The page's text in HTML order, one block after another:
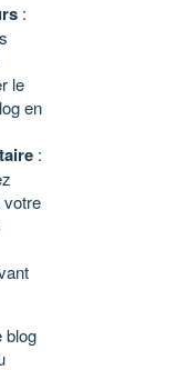
:
le
en
:
votre
blog